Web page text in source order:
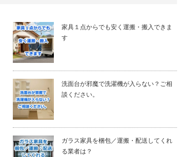
家具１点からでも安く運搬・搬入できま
す
洗面台が邪魔で洗濯機が入らない？ご相
談ください。
ガラス家具を梱包／運搬・配送してくれ
る業者は？